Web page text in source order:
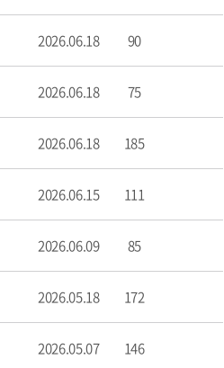
2026.06.18 90
2026.06.18 75
2026.06.18 185
2026.06.15 111
2026.06.09 85
2026.05.18 172
2026.05.07 146